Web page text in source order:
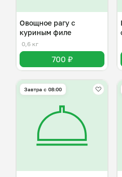
Овощное рагу с
куриным филе
0,6 кг
700 ₽
Завтра c 08:00